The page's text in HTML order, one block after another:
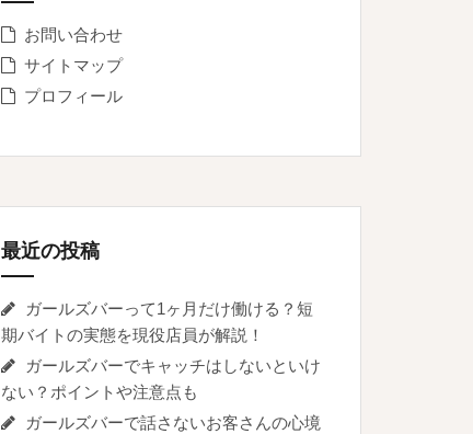
お問い合わせ
サイトマップ
プロフィール
最近の投稿
ガールズバーって1ヶ月だけ働ける？短
期バイトの実態を現役店員が解説！
ガールズバーでキャッチはしないといけ
ない？ポイントや注意点も
ガールズバーで話さないお客さんの心境